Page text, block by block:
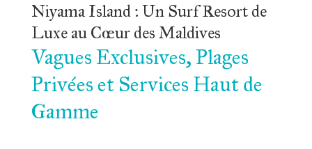
Niyama Island : Un Surf Resort de
Luxe au Cœur des Maldives
Vagues Exclusives, Plages
Privées et Services Haut de
Gamme